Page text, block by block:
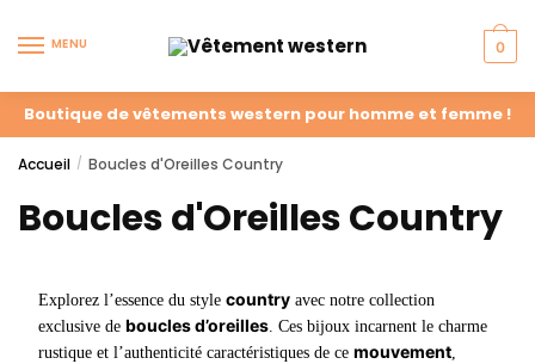
MENU 0
Boutique de vêtements western pour homme et femme !
Accueil / Boucles d'Oreilles Country
Boucles d'Oreilles Country
Explorez l’essence du style countryavec notre collection
exclusive de boucles d’oreilles. Ces bijoux incarnent le charme
rustique et l’authenticité caractéristiques de ce mouvement,